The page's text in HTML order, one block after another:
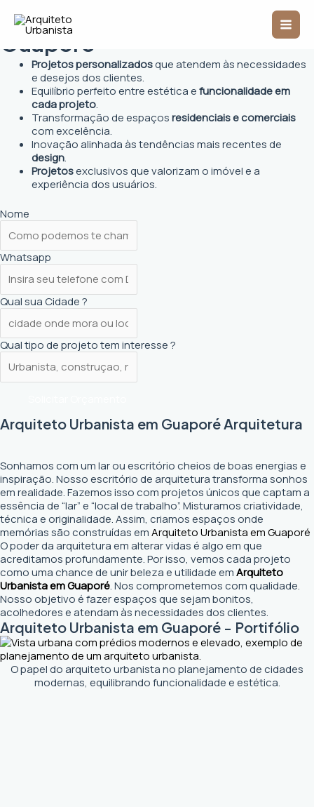
para
conteúdo
Main
Arquiteto Urbanista em
Guaporé
Projetos personalizadosque atendem às necessidades
e desejos dos clientes.
Equilíbrio perfeito entre estética efuncionalidade em
cada projeto.
Transformação de espaçosresidenciais e comerciais
com excelência.
Inovação alinhada às tendências mais recentes de
design.
Projetosexclusivos que valorizam o imóvel e a
experiência dos usuários.
Nome
Whatsapp
Qual sua Cidade ?
Qual tipo de projeto tem interesse ?
Arquiteto Urbanista em Guaporé Arquitetura
Sonhamos com um lar ou escritório cheios de boas energias e
inspiração. Nosso escritório de arquitetura transforma sonhos
em realidade. Fazemos isso com projetos únicos que captam a
essência de “lar” e “local de trabalho”. Misturamos criatividade,
técnica e originalidade. Assim, criamos espaços onde
memórias são construídas emArquiteto Urbanista em Guaporé
O poder da arquitetura em alterar vidas é algo em que
acreditamos profundamente. Por isso, vemos cada projeto
como uma chance de unir beleza e utilidade emArquiteto
Urbanista em Guaporé. Nos comprometemos com qualidade.
Nosso objetivo é fazer espaços que sejam bonitos,
acolhedores e atendam às necessidades dos clientes.
Arquiteto Urbanista em Guaporé - Portifólio
O papel do arquiteto urbanista no planejamento de cidades
modernas, equilibrando funcionalidade e estética.